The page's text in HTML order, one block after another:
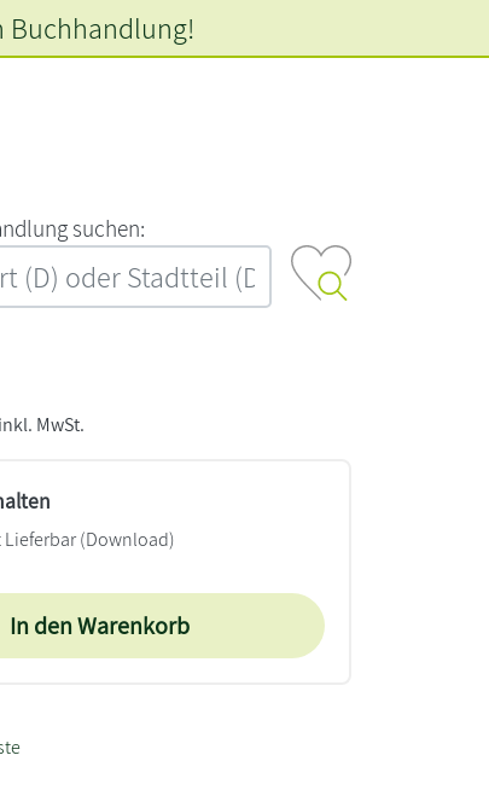
‍s‍u‍c‍h‍e‍n‍:‍
Buchhandlung!
inkl. MwSt.
Lieferbar (Download)
In den Warenkorb